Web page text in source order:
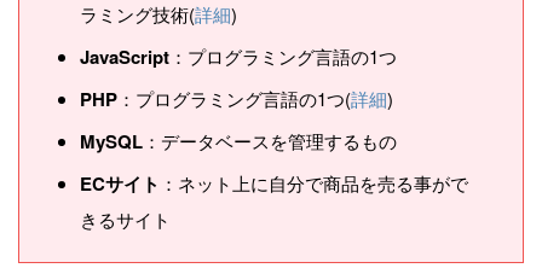
ラミング技術(詳細)
JavaScript ：プログラミング言語の1つ
PHP ：プログラミング言語の1つ(詳細)
MySQL ：データベースを管理するもの
ECサイト ：ネット上に自分で商品を売る事がで
きるサイト